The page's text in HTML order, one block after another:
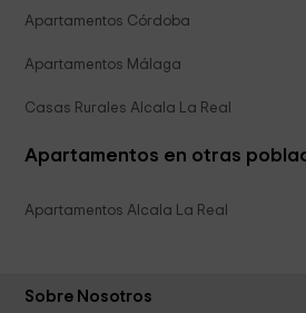
Apartamentos Córdoba
Apartamentos Málaga
Casas Rurales Alcala La Real
Apartamentos en otras
Apartamentos Alcala La Real
Sobre Nosotros